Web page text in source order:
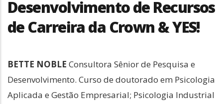
Desenvolvimento de Recursos
de Carreira da Crown & YES!
BETTE NOBLE Consultora Sênior de Pesquisa e
Desenvolvimento. Curso de doutorado em Psicologia
Aplicada e Gestão Empresarial; Psicologia Industrial